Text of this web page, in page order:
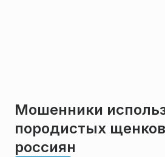
Мошенники
породистых
россиян